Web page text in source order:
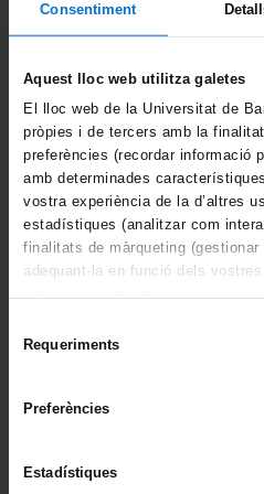
Consentiment
Aquest lloc web utilitza galetes
El lloc web de la Universitat de
pròpies i de tercers amb la
preferències (recordar informació
amb determinades
vostra experiència de la d’altres
estadístiques (analitzar com
finalitats de màrqueting (gestionar
adequant-la en funció dels
Barcelona.
deRequeriments
Preferències
Estadístiques
l'UCI
Notícia | Wed
Conferència
Recerca Clínica
Notícia | Wed
Portals i intranets
Portal d'estudiants
Intranet UB (PDI i PTGAS)
Web de la Facultat